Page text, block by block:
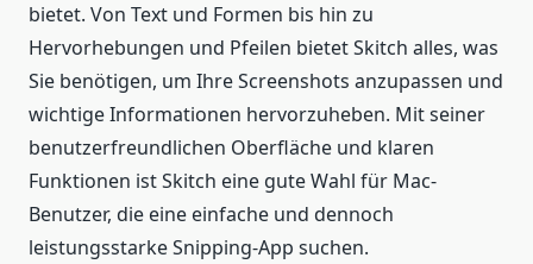
bietet. Von Text und Formen bis hin zu
Hervorhebungen und Pfeilen bietet Skitch alles, was
Sie benötigen, um Ihre Screenshots anzupassen und
wichtige Informationen hervorzuheben. Mit seiner
benutzerfreundlichen Oberfläche und klaren
Funktionen ist Skitch eine gute Wahl für Mac-
Benutzer, die eine einfache und dennoch
leistungsstarke Snipping-App suchen.